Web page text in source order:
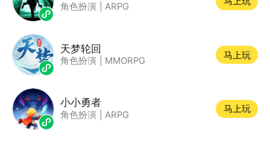
角色扮演 ARPG
天梦轮回
角色扮演 MMORPG
马上玩
小小勇者
角色扮演 ARPG
马上玩